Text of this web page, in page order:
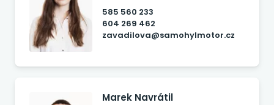
585 560 233
604 269 462
zavadilova@samohylmotor.cz
Marek Navrátil